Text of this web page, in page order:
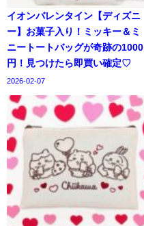
イオンバレンタイン【ディズニ
ー】お菓子入り！ミッキー＆ミ
ニートートバッグが奇跡の1000
円！見つけたら即買い確定♡
2026-02-07